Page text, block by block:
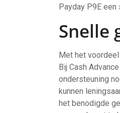
Payday P9E
Snelle
Met het
Bij Cash
ondersteuning
kunnen
het benodigde